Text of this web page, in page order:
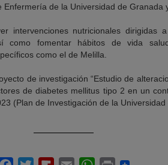
de la Universidad de Granada
intervenciones nutricionales dirigidas
como fomentar hábitos de vida
como el de Melilla.
de investigación “Estudio de
de diabetes mellitus tipo 2 en un
(Plan de Investigación de la Universidad